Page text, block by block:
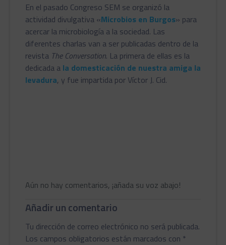
En el pasado Congreso SEM se organizó la
actividad divulgativa «Microbios en Burgos» para
acercar la microbiología a la sociedad. Las
diferentes charlas van a ser publicadas dentro de la
revista The Conversation. La primera de ellas es la
dedicada a la domesticación de nuestra amiga la
levadura, y fue impartida por Víctor J. Cid.
Aún no hay comentarios, ¡añada su voz abajo!
Añadir un comentario
Tu dirección de correo electrónico no será publicada.
Los campos obligatorios están marcados con *